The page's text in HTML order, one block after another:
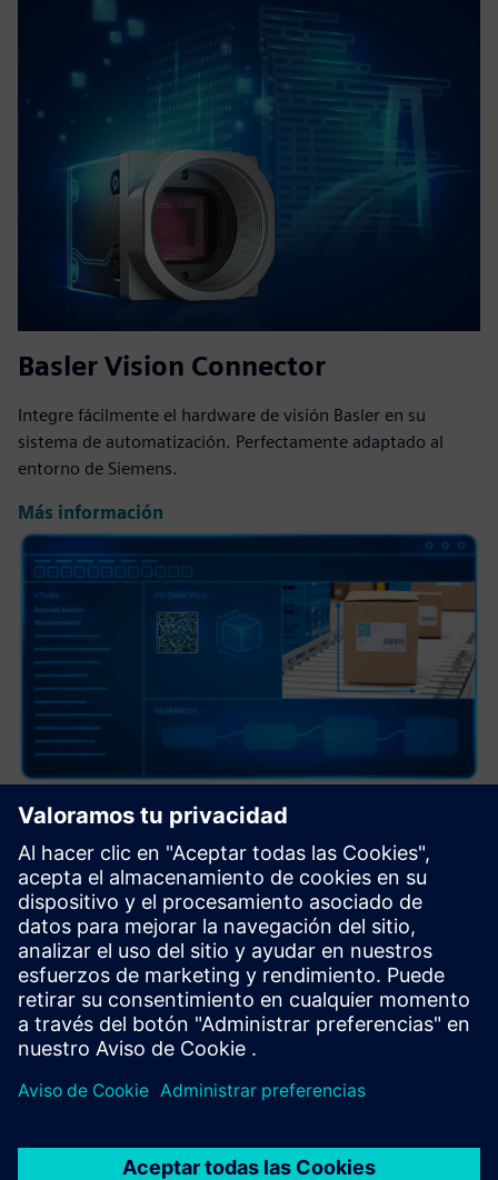
Basler Vision Connector
Integre fácilmente el hardware de visión Basler en su
sistema de automatización. Perfectamente adaptado al
entorno de Siemens.
Más información
Basler vTools for Image Processing
pylon VTools son potentes complementos de software de
procesamiento y análisis de imágenes. Simplemente
arrastre y suelte para crear tuberías sólidas de análisis de
imágenes para garantizar la calidad y el seguimiento. Las
pylon V...
Más información